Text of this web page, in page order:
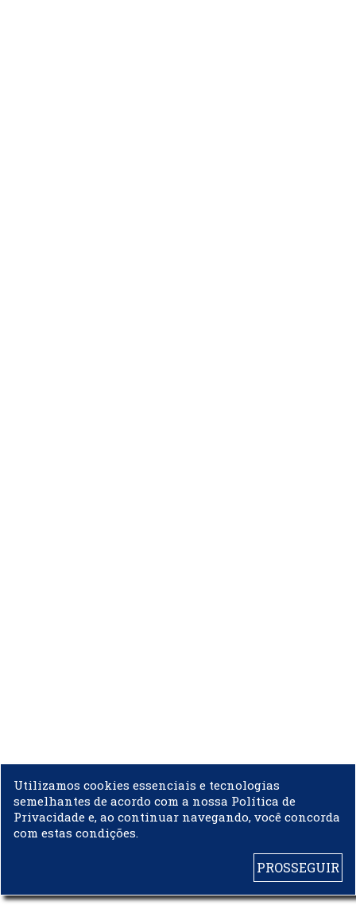
Utilizamos cookies essenciais e tecnologias
semelhantes de acordo com a nossa Política de
Privacidade e, ao continuar navegando, você concorda
com estas condições.
PROSSEGUIR